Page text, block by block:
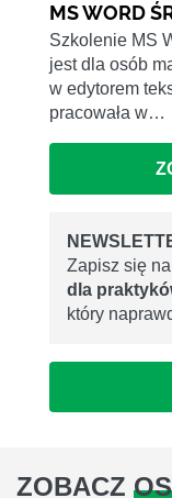
MS WORD
Szkolenie MS
jest dla osób
w edytorem
pracowała w…
Zapisz się
dla
który
ZOBACZ